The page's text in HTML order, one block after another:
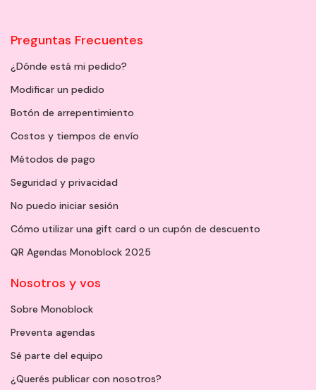
Preguntas Frecuentes
¿Dónde está mi pedido?
Modificar un pedido
Botón de arrepentimiento
Costos y tiempos de envío
Métodos de pago
Seguridad y privacidad
No puedo iniciar sesión
Cómo utilizar una gift card o un cupón de descuento
QR Agendas Monoblock 2025
Nosotros y vos
Sobre Monoblock
Preventa agendas
Sé parte del equipo
¿Querés publicar con nosotros?